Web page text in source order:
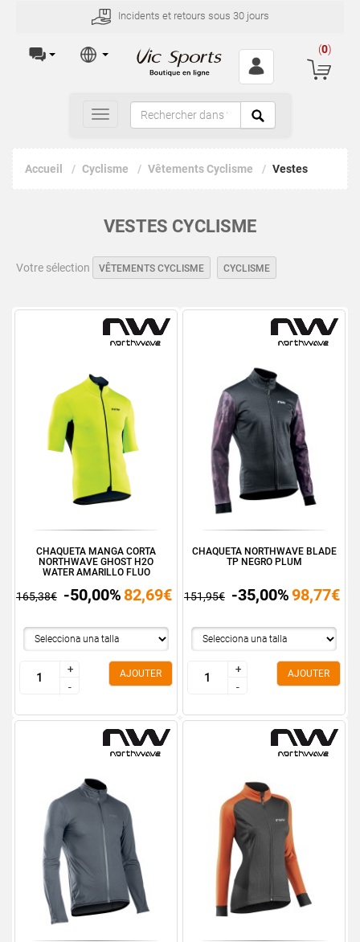
Incidents et retours sous 30 jours
(0)
Toggle
navigation
Accueil Cyclisme Vêtements Cyclisme Vestes
VESTES CYCLISME
Votre sélection VÊTEMENTS CYCLISME CYCLISME
CHAQUETA MANGA CORTA
NORTHWAVE GHOST H2O
WATER AMARILLO FLUO
165,38€ -50,00% 82,69€
+
-
+
-
AJOUTER
CHAQUETA NORTHWAVE BLADE
TP NEGRO PLUM
151,95€ -35,00%98,77€
+
-
+
-
AJOUTER